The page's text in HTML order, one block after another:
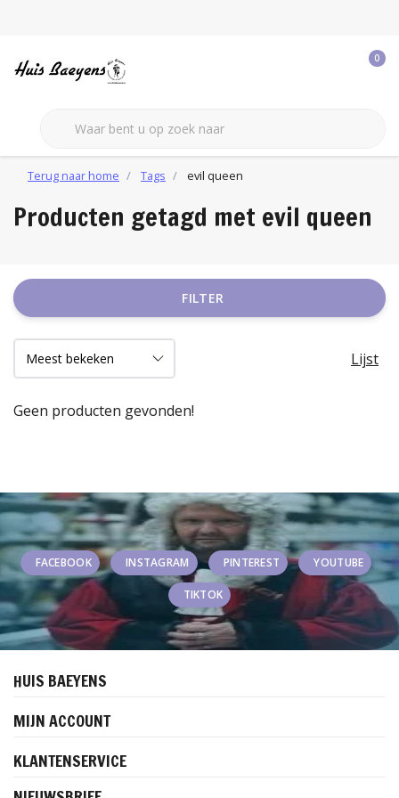
0
Terug naar home Tags evil queen
Producten getagd met evil queen
FILTER
Lijst
Geen producten gevonden!
FACEBOOK INSTAGRAM PINTEREST YOUTUBE
TIKTOK
HUIS BAEYENS
MIJN ACCOUNT
KLANTENSERVICE